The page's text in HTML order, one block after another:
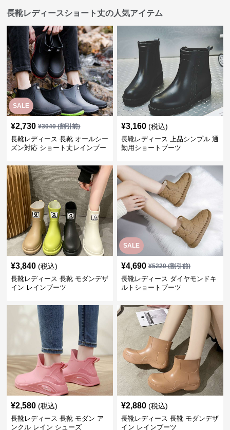
長靴レディースショート丈の人気アイテム
SALE
¥2,730 ¥3040(割引前)
長靴レディース 長靴 オールシー
ズン対応 ショート丈レインブー
¥3,160 (税込)
長靴レディース 上品シンプル 通
勤用ショートブーツ
¥3,840 (税込)
長靴レディース 長靴 モダンデザ
イン レインブーツ
SALE
¥4,690 ¥5220(割引前)
長靴レディース ダイヤモンドキ
ルトショートブーツ
¥2,580 (税込)
長靴レディース 長靴 モダン ア
ンクル レイン シューズ
¥2,880 (税込)
長靴レディース 長靴 モダンデザ
イン レインブーツ